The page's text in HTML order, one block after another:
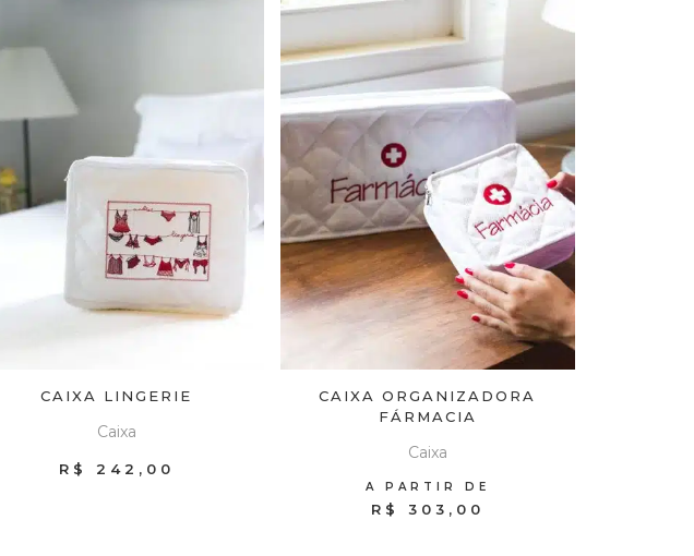
CAIXA LINGERIE
Caixa
R$ 242,00
CAIXA ORGANIZADORA
FÁRMACIA
Caixa
A PARTIR DE
R$ 303,00